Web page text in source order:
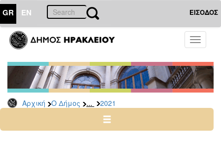
GR EN ΕΙΣΟΔΟΣ
Toggle
Αρχική Ο Δήμος ... 2021
ΔΗΜΟΣ
Δελτία
Τύπου
Αρχείο
2026
2024